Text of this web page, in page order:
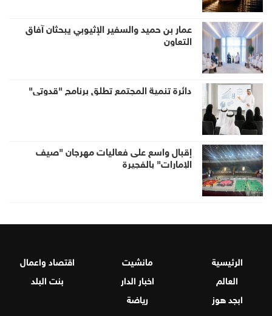
عمار بن حميد والسفير الإثيوبي يبحثان آفاق
التعاون
دائرة تنمية المجتمع تطلق برنامج "قدوتي"
إقبال واسع على فعاليات مهرجان "صيف
الإمارات" بالفجيرة
الرئيسية مانشيت
اقتصاد واعمال
العالم
اخبار الدار
بنت البلد
ابجد هوز
رياضة